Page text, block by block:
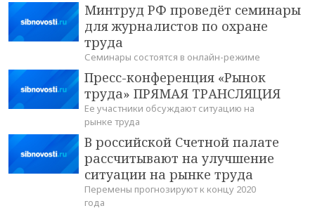
Минтруд РФ проведёт семинары
для журналистов по охране
труда
Семинары состоятся в онлайн-режиме
Пресс-конференция «Рынок
труда» ПРЯМАЯ ТРАНСЛЯЦИЯ
Ее участники обсуждают ситуацию на
рынке труда
В российской Счетной палате
рассчитывают на улучшение
ситуации на рынке труда
Перемены прогнозируют к концу 2020
года